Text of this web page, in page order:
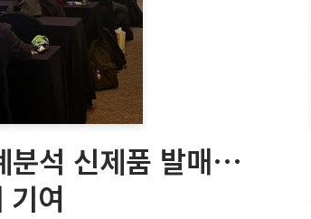
분석 신제품 발매…
기여